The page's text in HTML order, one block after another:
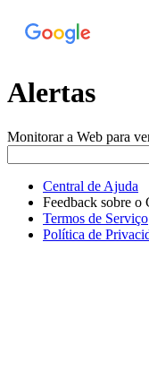
Alertas
Monitorar a Web para
Central de Ajuda
Feedback sobre o
Termos de Serviço
Política de